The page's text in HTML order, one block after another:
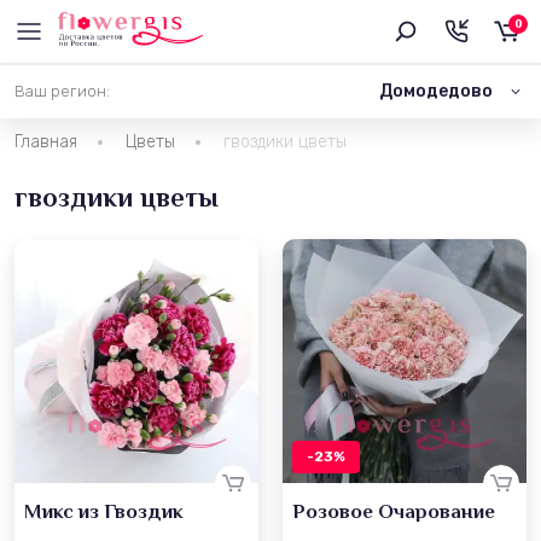
Ваш регион: Домодедово
0
Главная Цветы гвоздики цветы
гвоздики цветы
Микс из Гвоздик
-23%
Розовое Очарование